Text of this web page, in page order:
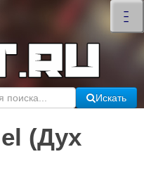
–
–
–
×
Искать
(Дух